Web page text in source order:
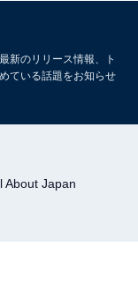
新のリリース情報、ト
ている話題をお知らせ
About Japan